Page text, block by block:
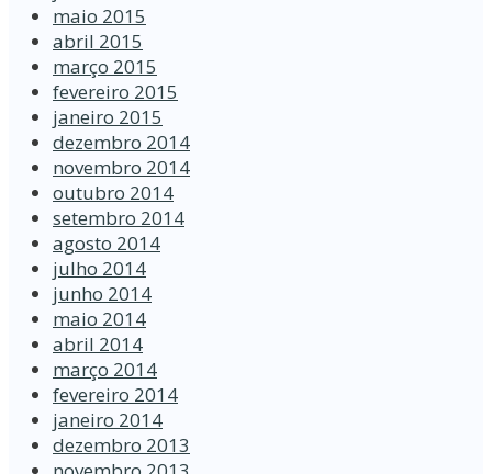
maio 2015
abril 2015
março 2015
fevereiro 2015
janeiro 2015
dezembro 2014
novembro 2014
outubro 2014
setembro 2014
agosto 2014
julho 2014
junho 2014
maio 2014
abril 2014
março 2014
fevereiro 2014
janeiro 2014
dezembro 2013